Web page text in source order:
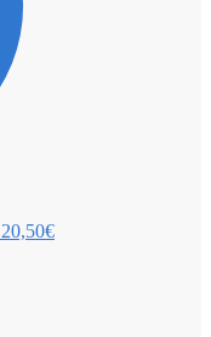
20,50€